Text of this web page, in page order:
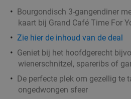
Bourgondisch 3-gangendiner
kaart bij Grand Café Time For
Zie hier de inhoud van de deal
Geniet bij het hoofdgerecht
wienerschnitzel, spareribs of
De perfecte plek om gezellig te
ongedwongen sfeer